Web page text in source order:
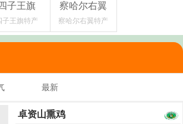
四子王旗
子王旗特产
察哈尔右翼
察哈尔右翼特产
最新
卓资山熏鸡